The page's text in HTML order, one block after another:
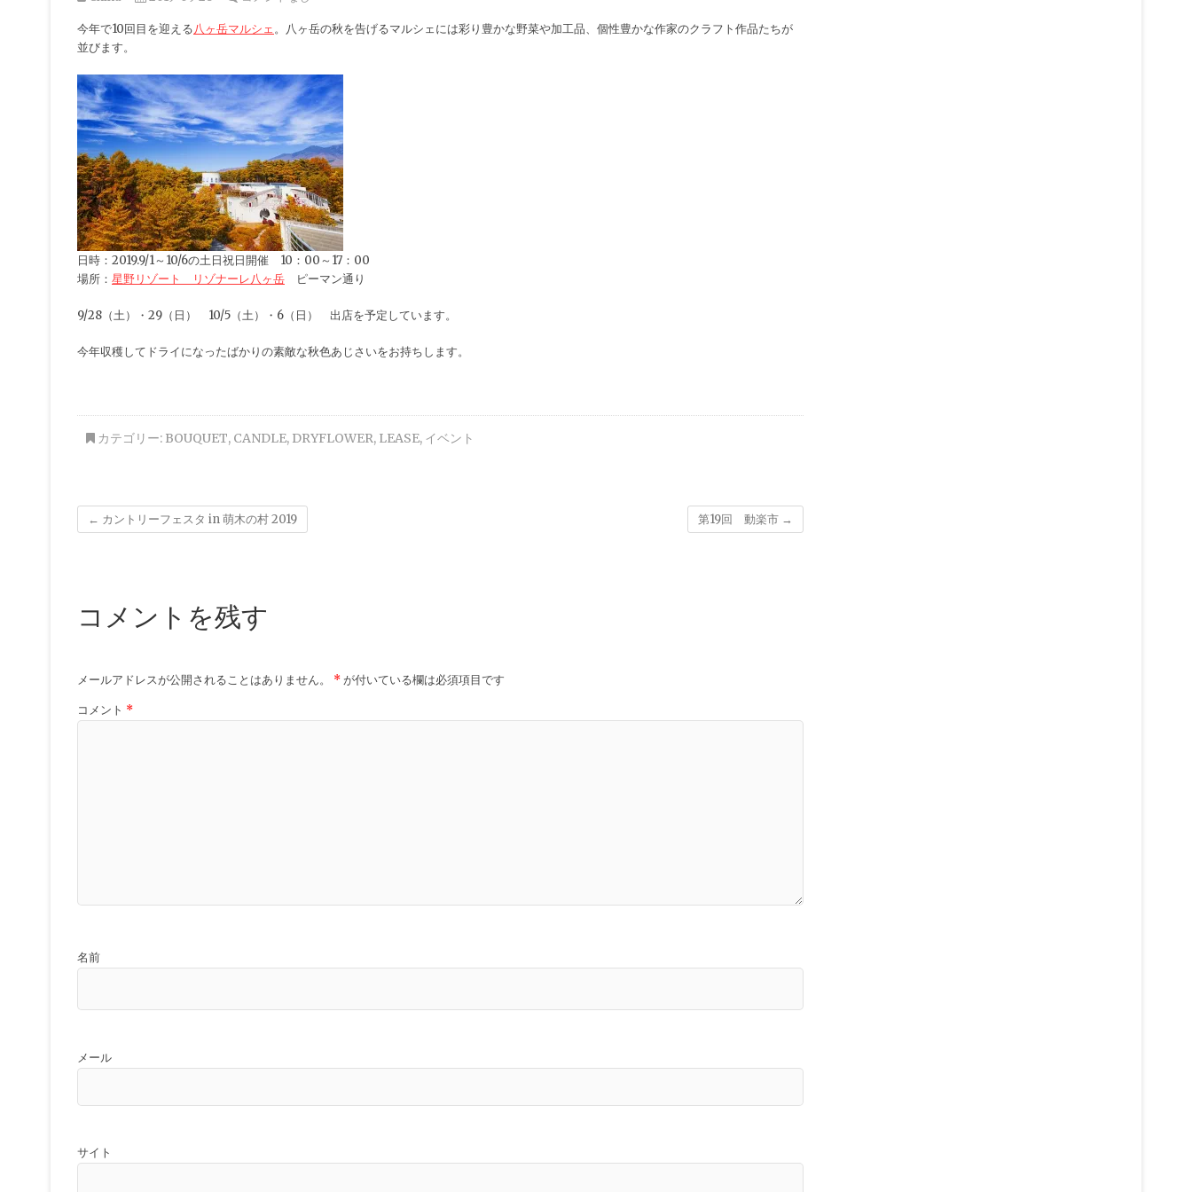
今年で10回目を迎える八ヶ岳マルシェ。八ヶ岳の秋を告げるマルシェには彩り豊かな野菜や加工品、個性豊かな作家のクラフト作品たちが
並びます。
日時：2019.9/1～10/6の土日祝日開催 10：00～17：00
場所： 星野リゾート リゾナーレ八ヶ岳 ピーマン通り
9/28（土）・29（日） 10/5（土）・6（日） 出店を予定しています。
今年収穫してドライになったばかりの素敵な秋色あじさいをお持ちします。
カテゴリー: BOUQUET, CANDLE, DRYFLOWER, LEASE, イベント
← カントリーフェスタ in 萌木の村 2019 第19回 動楽市 →
コメントを残す
メールアドレスが公開されることはありません。 *が付いている欄は必須項目です
コメント *
名前
メール
サイト